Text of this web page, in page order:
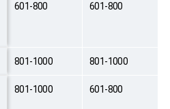
601-800 601-800
801-1000 801-1000
801-1000 601-800